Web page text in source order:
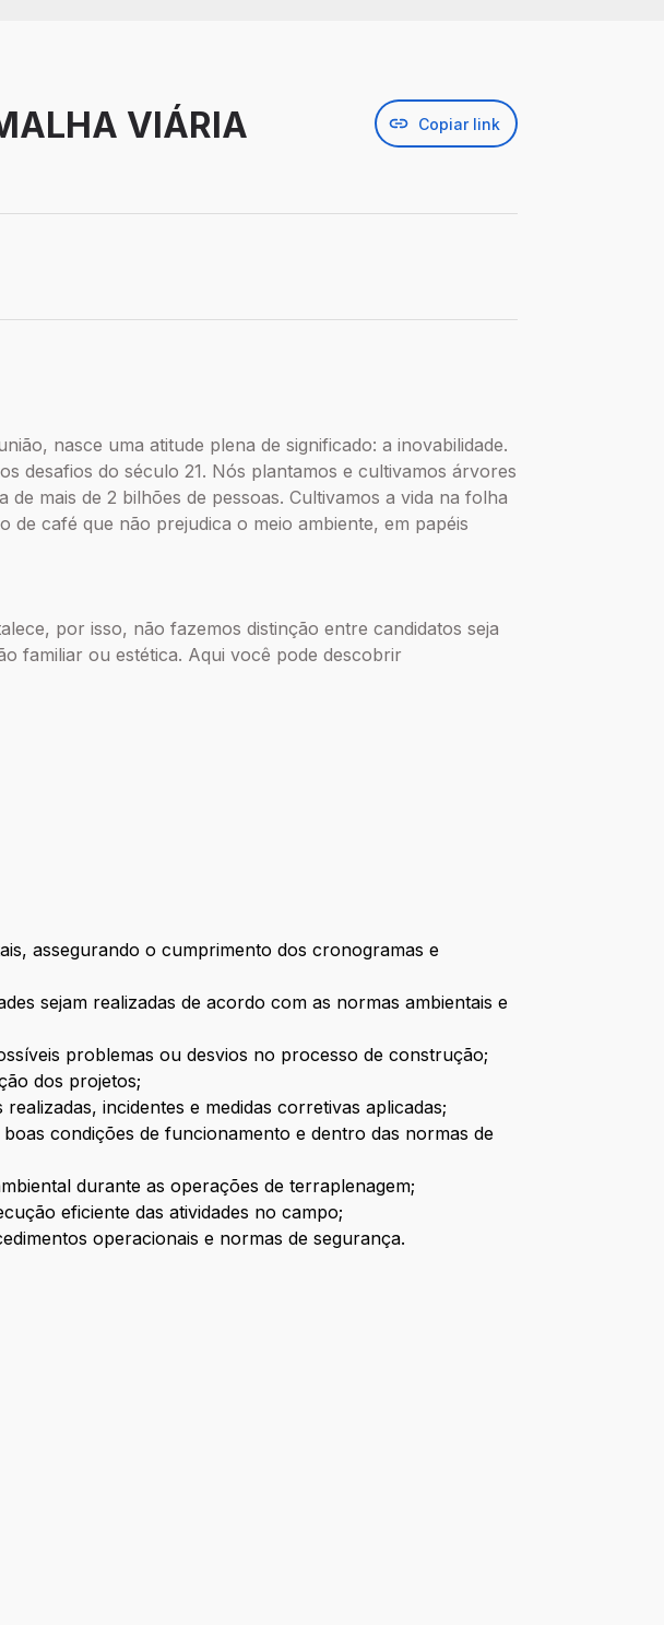
VIÁRIA Copiar link
nasce uma atitude plena de significado: a inovabilidade.
desafios do século 21. Nós plantamos e cultivamos árvores
mais de 2 bilhões de pessoas. Cultivamos a vida na folha
café que não prejudica o meio ambiente, em papéis
por isso, não fazemos distinção entre candidatos seja
familiar ou estética. Aqui você pode descobrir
assegurando o cumprimento dos cronogramas e
sejam realizadas de acordo com as normas ambientais e
problemas ou desvios no processo de construção;
dos projetos;
incidentes e medidas corretivas aplicadas;
condições de funcionamento e dentro das normas de
durante as operações de terraplenagem;
eficiente das atividades no campo;
operacionais e normas de segurança.